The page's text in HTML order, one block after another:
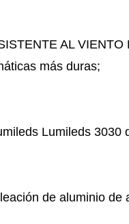
AL
más duras;
Lumileds 3030
de aluminio de